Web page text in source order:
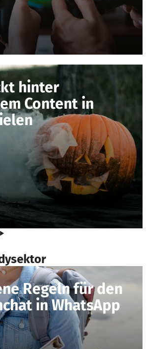
hinter
Content in
Regeln für den
in WhatsApp